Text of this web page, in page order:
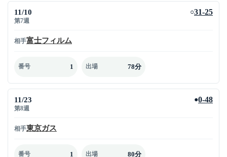
11/10
第7週
○31-25
相手富士フィルム
番号 1 出場 78分
11/23
第8週
●0-48
相手東京ガス
番号 1 出場 80分